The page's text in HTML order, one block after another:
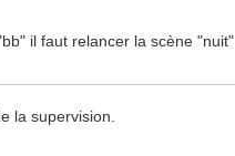
il faut relancer la scène "nuit"
la supervision.